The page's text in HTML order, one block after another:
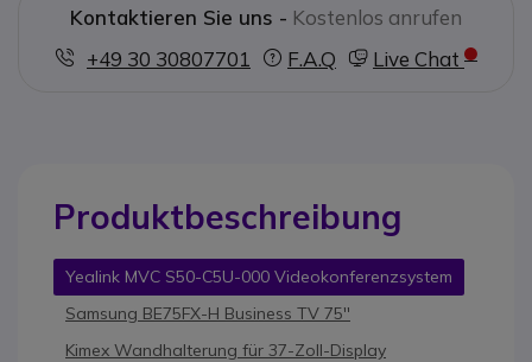
Kontaktieren Sie uns - Kostenlos anrufen
+49 30 30807701
F.A.Q Live Chat
Produktbeschreibung
Yealink MVC S50-C5U-000 Videokonferenzsystem
Samsung BE75FX-H Business TV 75''
Kimex Wandhalterung für 37-Zoll-Display